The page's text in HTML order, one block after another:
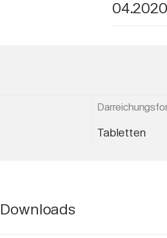
04.2020
Tabletten
Downloads